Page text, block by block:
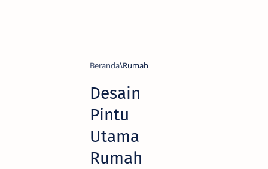
Beranda Rumah
Desain
Pintu
Utama
Rumah